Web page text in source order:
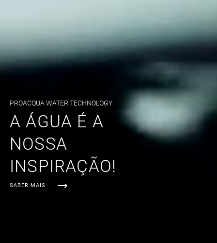
PROACQUA WATER TECHNOLOGY
A ÁGUA É A
NOSSA
INSPIRAÇÃO!
SABER MAIS